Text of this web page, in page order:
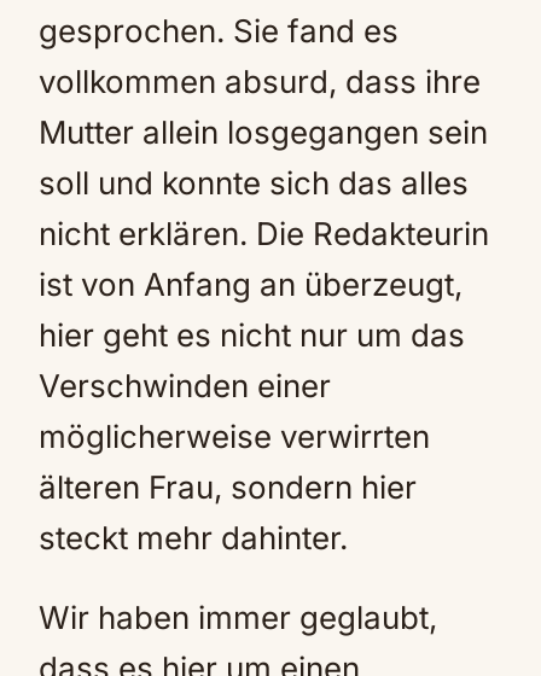
gesprochen. Sie fand es
vollkommen absurd, dass ihre
Mutter allein losgegangen sein
soll und konnte sich das alles
nicht erklären. Die Redakteurin
ist von Anfang an überzeugt,
hier geht es nicht nur um das
Verschwinden einer
möglicherweise verwirrten
älteren Frau, sondern hier
steckt mehr dahinter.
Wir haben immer geglaubt,
dass es hier um einen